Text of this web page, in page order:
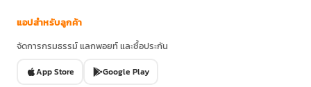
แอปสำหรับลูกค้า
จัดการกรมธรรม์ แลกพอยท์ และซื้อประกัน
App Store Google Play